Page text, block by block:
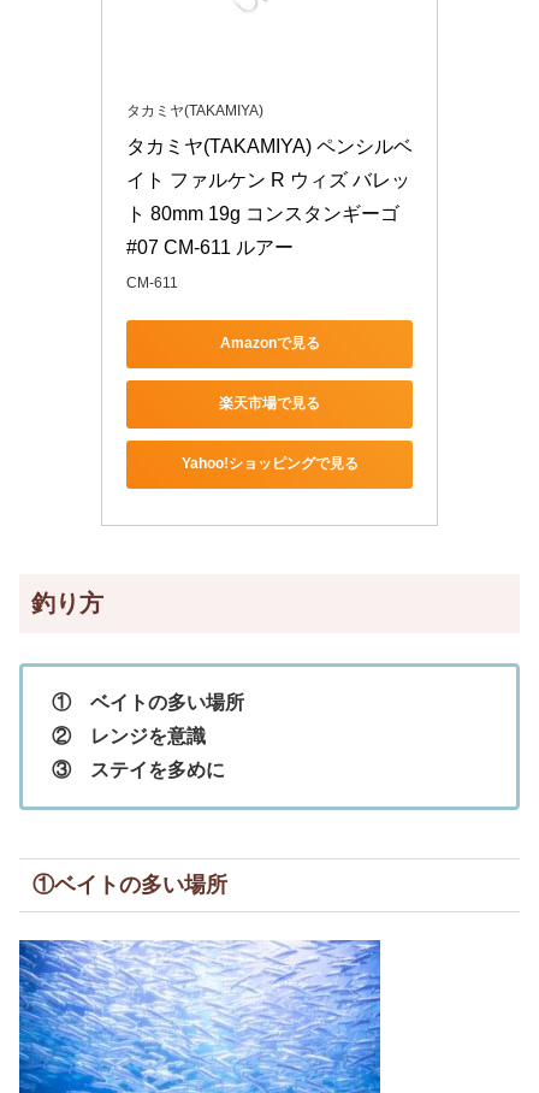
タカミヤ(TAKAMIYA)
タカミヤ(TAKAMIYA) ペンシルベ
イト ファルケン R ウィズ バレッ
ト 80mm 19g コンスタンギーゴ
#07 CM-611 ルアー
CM-611
Amazonで見る
楽天市場で見る
Yahoo!ショッピングで見る
釣り方
① ベイトの多い場所
② レンジを意識
③ ステイを多めに
①ベイトの多い場所